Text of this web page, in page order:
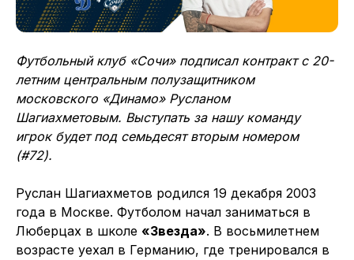
Футбольный клуб «Сочи» подписал контракт с 20-
летним центральным полузащитником
московского «Динамо» Русланом
Шагиахметовым. Выступать за нашу команду
игрок будет под семьдесят вторым номером
(#72).
Руслан Шагиахметов родился 19 декабря 2003
года в Москве. Футболом начал заниматься в
Люберцах в школе «Звезда». В восьмилетнем
возрасте уехал в Германию, где тренировался в